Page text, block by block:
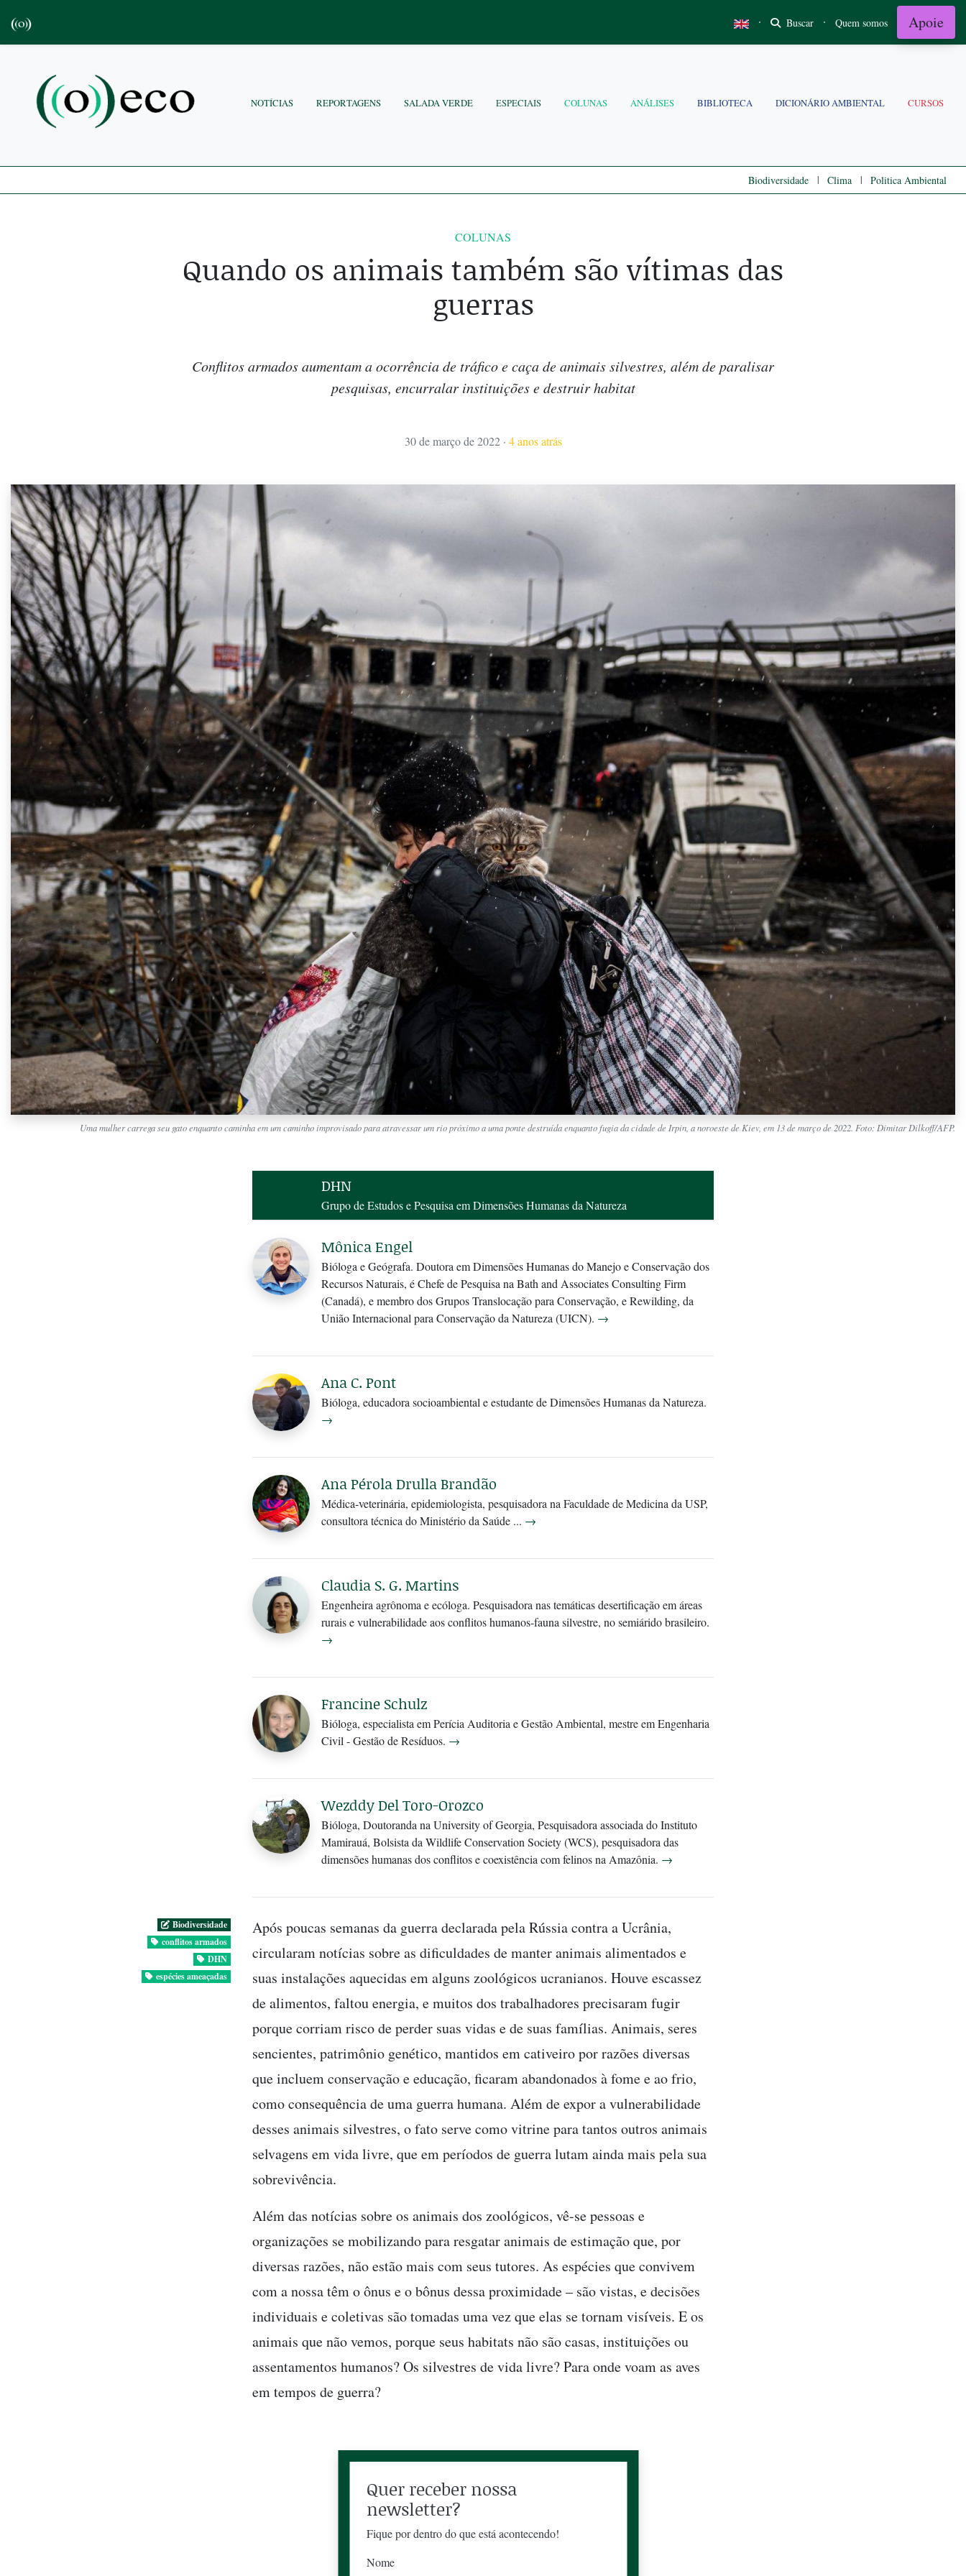
· Buscar · Quem somos Apoie
NOTÍCIAS REPORTAGENS SALADA VERDE ESPECIAIS COLUNAS ANÁLISES BIBLIOTECA DICIONÁRIO AMBIENTAL CURSOS
Biodiversidade | Clima | Politica Ambiental
COLUNAS
Quando os animais também são vítimas das
guerras
Conflitos armados aumentam a ocorrência de tráfico e caça de animais silvestres, além de paralisar
pesquisas, encurralar instituições e destruir habitat
30 de março de 2022 · 4 anos atrás
Uma mulher carrega seu gato enquanto caminha em um caminho improvisado para atravessar um rio próximo a uma ponte destruída enquanto fugia da cidade de Irpin, a noroeste de Kiev, em 13 de março de 2022. Foto: Dimitar Dilkoff/AFP.
DHN
Grupo de Estudos e Pesquisa em Dimensões Humanas da Natureza
Mônica Engel
Bióloga e Geógrafa. Doutora em Dimensões Humanas do Manejo e Conservação dos
Recursos Naturais, é Chefe de Pesquisa na Bath and Associates Consulting Firm
(Canadá), e membro dos Grupos Translocação para Conservação, e Rewilding, da
União Internacional para Conservação da Natureza (UICN). →
Ana C. Pont
Bióloga, educadora socioambiental e estudante de Dimensões Humanas da Natureza.
→
Ana Pérola Drulla Brandão
Médica-veterinária, epidemiologista, pesquisadora na Faculdade de Medicina da USP,
consultora técnica do Ministério da Saúde ... →
Claudia S. G. Martins
Engenheira agrônoma e ecóloga. Pesquisadora nas temáticas desertificação em áreas
rurais e vulnerabilidade aos conflitos humanos-fauna silvestre, no semiárido brasileiro.
→
Francine Schulz
Bióloga, especialista em Perícia Auditoria e Gestão Ambiental, mestre em Engenharia
Civil - Gestão de Resíduos. →
Wezddy Del Toro-Orozco
Bióloga, Doutoranda na University of Georgia, Pesquisadora associada do Instituto
Mamirauá, Bolsista da Wildlife Conservation Society (WCS), pesquisadora das
dimensões humanas dos conflitos e coexistência com felinos na Amazônia. →
Biodiversidade
conflitos armados
DHN
espécies ameaçadas
Após poucas semanas da guerra declarada pela Rússia contra a Ucrânia,
circularam notícias sobre as dificuldades de manter animais alimentados e
suas instalações aquecidas em alguns zoológicos ucranianos. Houve escassez
de alimentos, faltou energia, e muitos dos trabalhadores precisaram fugir
porque corriam risco de perder suas vidas e de suas famílias. Animais, seres
sencientes, patrimônio genético, mantidos em cativeiro por razões diversas
que incluem conservação e educação, ficaram abandonados à fome e ao frio,
como consequência de uma guerra humana. Além de expor a vulnerabilidade
desses animais silvestres, o fato serve como vitrine para tantos outros animais
selvagens em vida livre, que em períodos de guerra lutam ainda mais pela sua
sobrevivência.
Além das notícias sobre os animais dos zoológicos, vê-se pessoas e
organizações se mobilizando para resgatar animais de estimação que, por
diversas razões, não estão mais com seus tutores. As espécies que convivem
com a nossa têm o ônus e o bônus dessa proximidade – são vistas, e decisões
individuais e coletivas são tomadas uma vez que elas se tornam visíveis. E os
animais que não vemos, porque seus habitats não são casas, instituições ou
assentamentos humanos? Os silvestres de vida livre? Para onde voam as aves
em tempos de guerra?
Quer receber nossa
newsletter?
Fique por dentro do que está acontecendo!
Nome